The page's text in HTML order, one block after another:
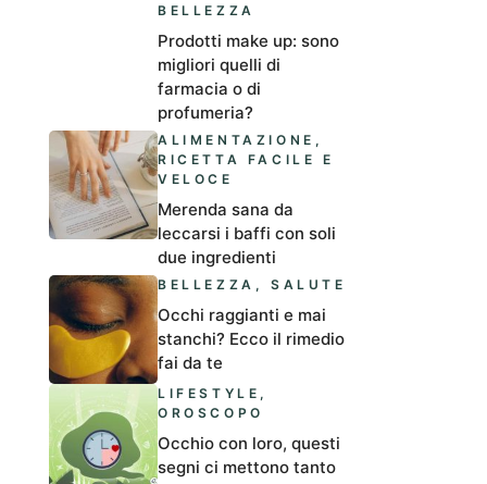
BELLEZZA
Prodotti make up: sono
migliori quelli di
farmacia o di
profumeria?
ALIMENTAZIONE ,
RICETTA FACILE E
VELOCE
Merenda sana da
leccarsi i baffi con soli
due ingredienti
BELLEZZA ,SALUTE
Occhi raggianti e mai
stanchi? Ecco il rimedio
fai da te
LIFESTYLE ,
OROSCOPO
Occhio con loro, questi
segni ci mettono tanto